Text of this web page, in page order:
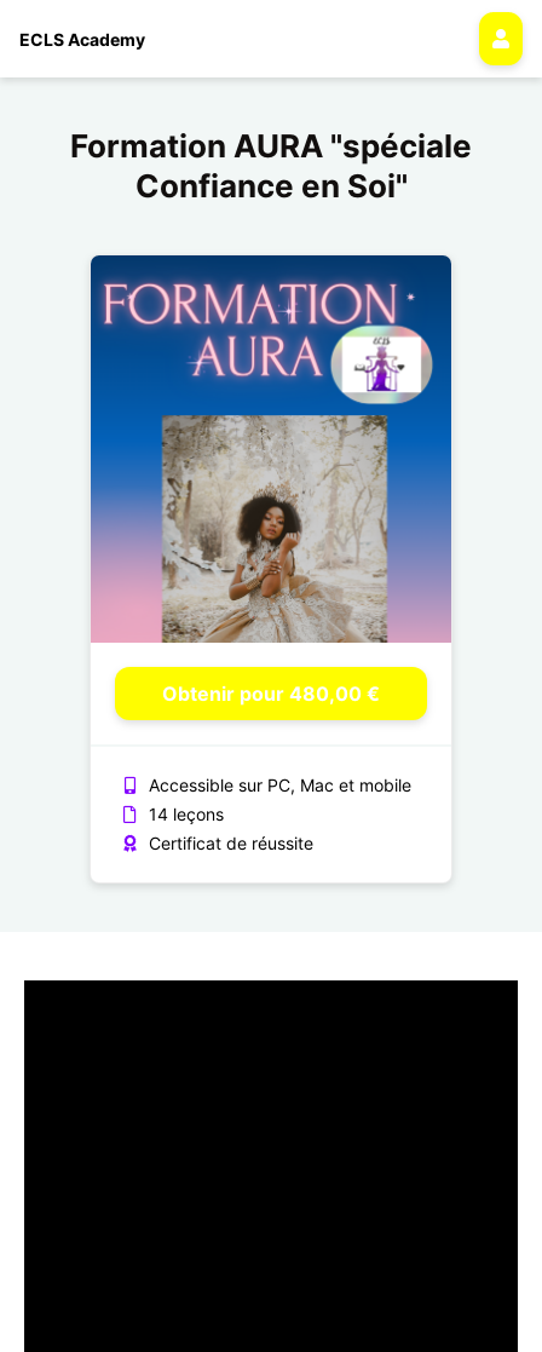
ECLS Academy
Formation AURA "spéciale
Confiance en Soi"
Obtenir pour 480,00 €
Accessible sur PC, Mac et mobile
14 leçons
Certificat de réussite